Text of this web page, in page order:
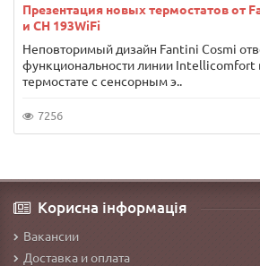
Презентация новых термостатов от
и CH 193WiFi
Неповторимый дизайн Fantini Cosmi
функциональности линии Intellicomfort
термостате с сенсорным э..
7256
Корисна інформація
Вакансии
Доставка и оплата